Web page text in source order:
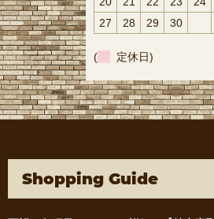
27
28 29 30
( 定休日)
Shopping Guide